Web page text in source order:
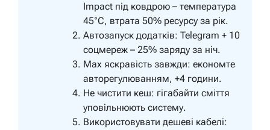
Impact під ковдрою – температура
45°C, втрата 50% ресурсу за рік.
Автозапуск додатків: Telegram + 10
соцмереж – 25% заряду за ніч.
Max яскравість завжди: економте
авторегулюванням, +4 години.
Не чистити кеш: гігабайти сміття
уповільнюють систему.
Використовувати дешеві кабелі: